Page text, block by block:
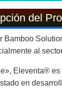
del
Bamboo
al
Eleventa®
en